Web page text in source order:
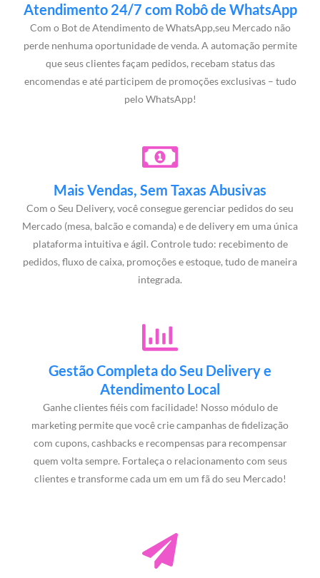
Atendimento 24/7 com Robô de WhatsApp
Com o Bot de Atendimento de WhatsApp,seu Mercado não
perde nenhuma oportunidade de venda. A automação permite
que seus clientes façam pedidos, recebam status das
encomendas e até participem de promoções exclusivas – tudo
pelo WhatsApp!
Mais Vendas, Sem Taxas Abusivas
Com o Seu Delivery, você consegue gerenciar pedidos do seu
Mercado (mesa, balcão e comanda) e de delivery em uma única
plataforma intuitiva e ágil. Controle tudo: recebimento de
pedidos, fluxo de caixa, promoções e estoque, tudo de maneira
integrada.
Gestão Completa do Seu Delivery e
Atendimento Local
Ganhe clientes fiéis com facilidade! Nosso módulo de
marketing permite que você crie campanhas de fidelização
com cupons, cashbacks e recompensas para recompensar
quem volta sempre. Fortaleça o relacionamento com seus
clientes e transforme cada um em um fã do seu Mercado!